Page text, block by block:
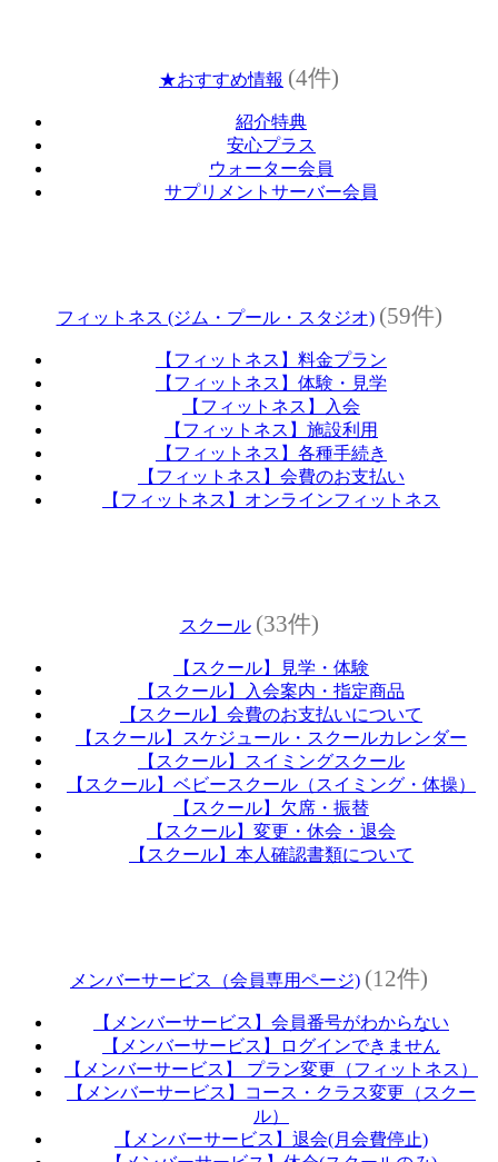
★おすすめ情報 (4件)
紹介特典
安心プラス
ウォーター会員
サプリメントサーバー会員
フィットネス (ジム・プール・スタジオ) (59件)
【フィットネス】料金プラン
【フィットネス】体験・見学
【フィットネス】入会
【フィットネス】施設利用
【フィットネス】各種手続き
【フィットネス】会費のお支払い
【フィットネス】オンラインフィットネス
スクール (33件)
【スクール】見学・体験
【スクール】入会案内・指定商品
【スクール】会費のお支払いについて
【スクール】スケジュール・スクールカレンダー
【スクール】スイミングスクール
【スクール】ベビースクール（スイミング・体操）
【スクール】欠席・振替
【スクール】変更・休会・退会
【スクール】本人確認書類について
メンバーサービス（会員専用ページ) (12件)
【メンバーサービス】会員番号がわからない
【メンバーサービス】ログインできません
【メンバーサービス】 プラン変更（フィットネス）
【メンバーサービス】コース・クラス変更（スクー
ル）
【メンバーサービス】退会(月会費停止)